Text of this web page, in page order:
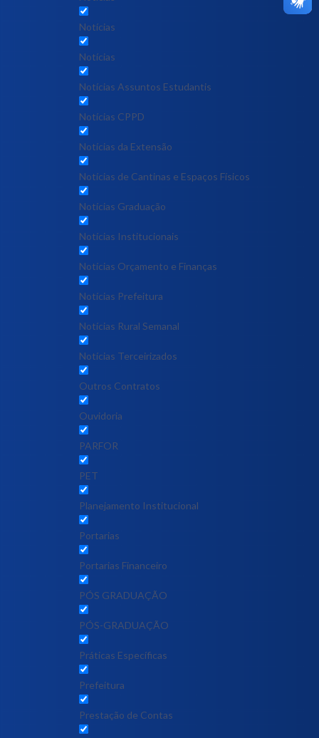
Notícias
Notícias
Notícias Assuntos Estudantis
Notícias CPPD
Notícias da Extensão
Notícias de Cantinas e Espaços Físicos
Notícias Graduação
Notícias Institucionais
Notícias Orçamento e Finanças
Notícias Prefeitura
Notícias Rural Semanal
Notícias Terceirizados
Outros Contratos
Ouvidoria
PARFOR
PET
Planejamento Institucional
Portarias
Portarias Financeiro
PÓS GRADUAÇÃO
PÓS-GRADUAÇÃO
Práticas Específicas
Prefeitura
Prestação de Contas